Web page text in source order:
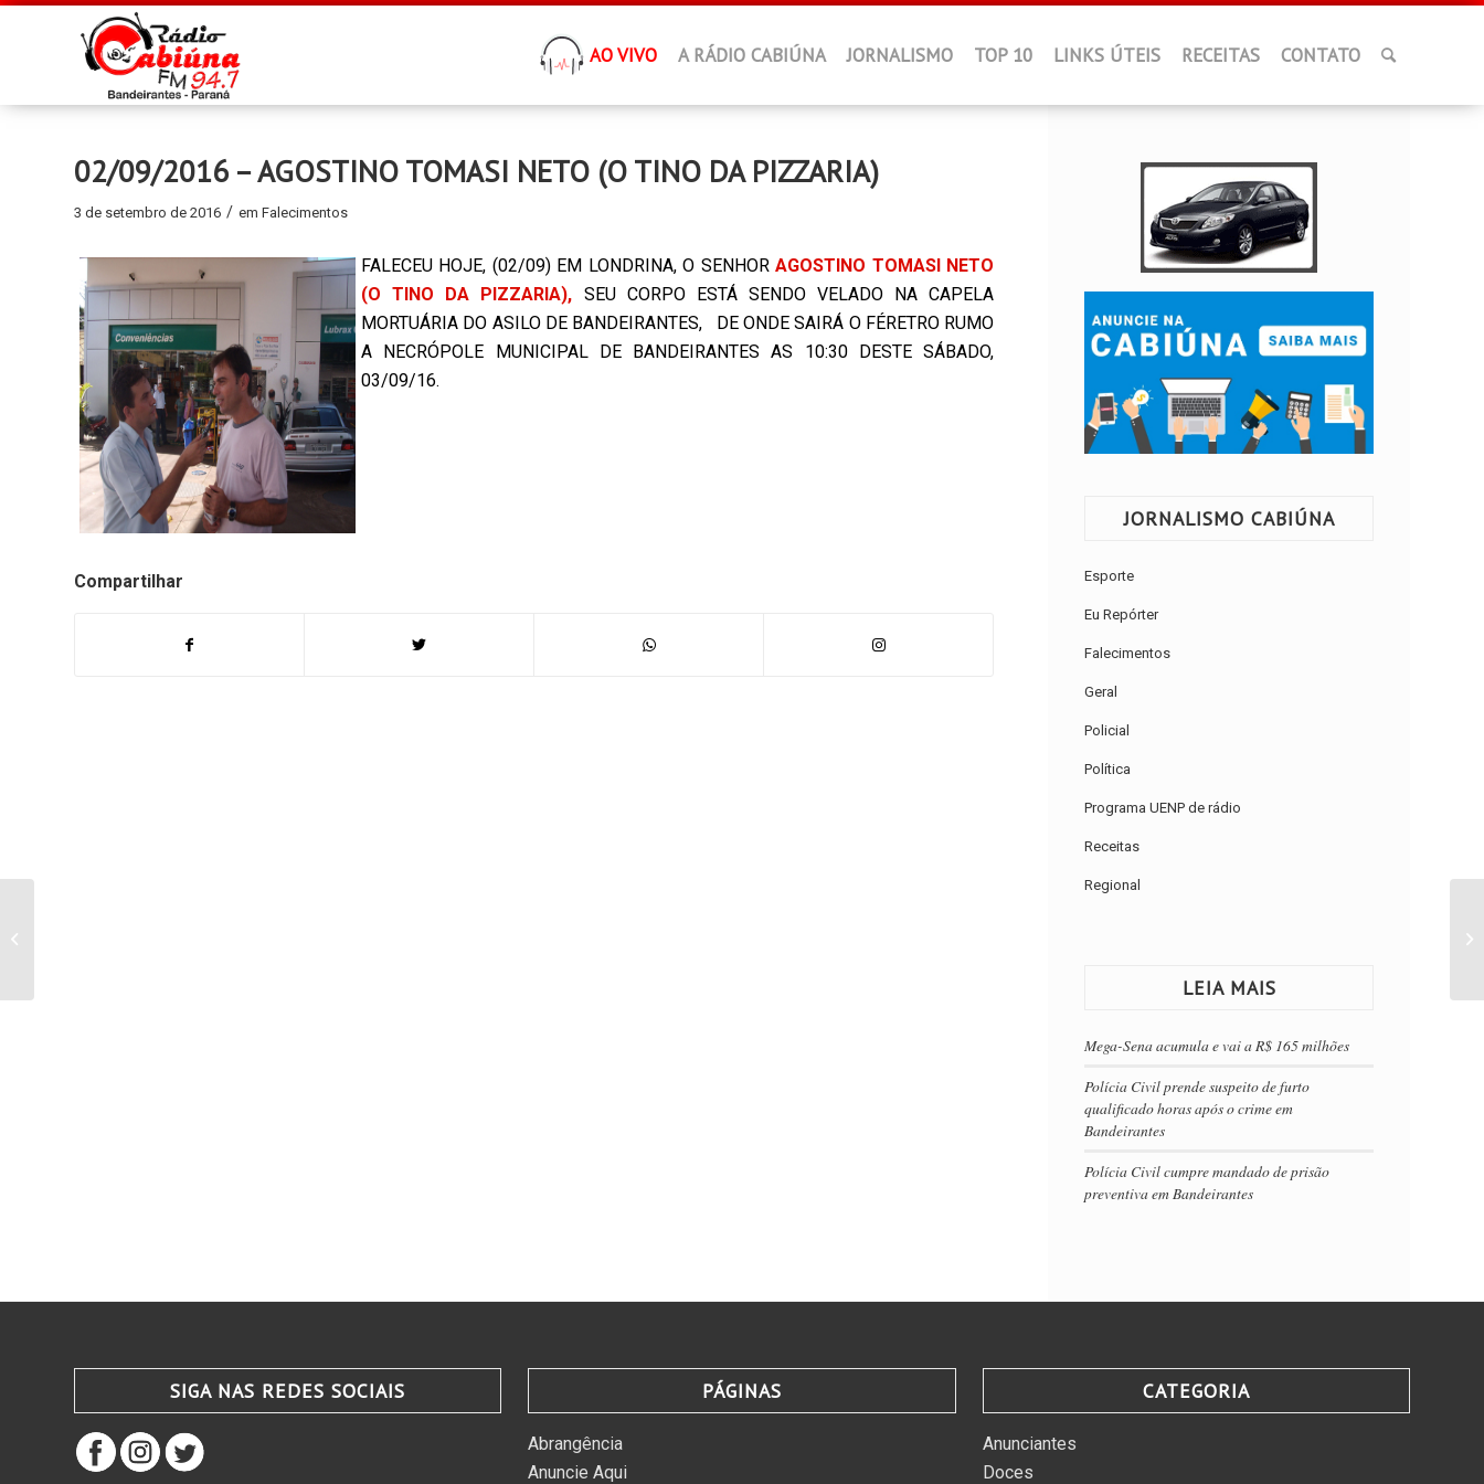
AO VIVO A RÁDIO CABIÚNA JORNALISMO TOP 10 LINKS ÚTEIS RECEITAS CONTATO
02/09/2016 – AGOSTINO TOMASI NETO (O TINO DA PIZZARIA)
3 de setembro de 2016 / em Falecimentos
FALECEU HOJE, (02/09) EM LONDRINA, O SENHORAGOSTINO TOMASI NETO
(O TINO DA PIZZARIA), SEU CORPO ESTÁ SENDO VELADO NA CAPELA
MORTUÁRIA DO ASILO DE BANDEIRANTES, DE ONDE SAIRÁ O FÉRETRO RUMO
A NECRÓPOLE MUNICIPAL DE BANDEIRANTES AS 10:30 DESTE SÁBADO,
03/09/16.
Compartilhar
JORNALISMO CABIÚNA
Esporte
Eu Repórter
Falecimentos
Geral
Policial
Política
Programa UENP de rádio
Receitas
Regional
LEIA MAIS
Mega-Sena acumula e vai a R$ 165 milhões
Polícia Civil prende suspeito de furto
qualificado horas após o crime em
Bandeirantes
Polícia Civil cumpre mandado de prisão
preventiva em Bandeirantes
SIGA NAS REDES SOCIAIS PÁGINAS
Abrangência
Anuncie Aqui
CATEGORIA
Anunciantes
Doces